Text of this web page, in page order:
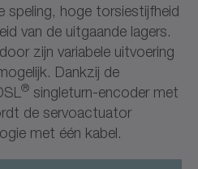
speling, hoge torsiestijfheid
van de uitgaande lagers.
zijn variabele uitvoering
Dankzij de
® singleturn-encoder met
de servoactuator
met één kabel.